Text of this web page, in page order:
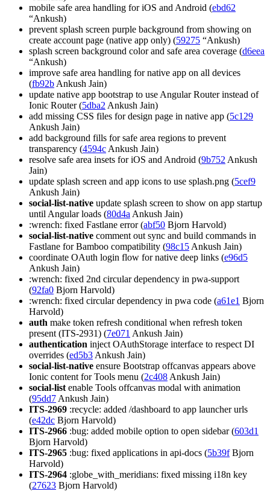
mobile safe area handling for iOS and Android (ebd62
“Ankush)
prevent splash screen purple background from showing on
create account page (native app only) (59275 “Ankush)
splash screen background color and safe area coverage (d6eea
“Ankush)
improve safe area handling for native app on all devices
(fb92b Ankush Jain)
update native app bootstrap to use Angular Router instead of
Ionic Router (5dba2 Ankush Jain)
add missing CSS files for design page in native app (5c129
Ankush Jain)
add background fills for safe area regions to prevent
transparency (4594c Ankush Jain)
resolve safe area insets for iOS and Android (9b752 Ankush
Jain)
update splash screen and app icons to use splash.png (5cef9
Ankush Jain)
social-list-native update splash screen to show on app startup
until Angular loads (80d4a Ankush Jain)
:wrench: fixed Fastlane error (abf50 Bjorn Harvold)
social-list-native comment out sync and build commands in
Fastlane for Bamboo compatibility (98c15 Ankush Jain)
coordinate OAuth login flow for native deep links (e96d5
Ankush Jain)
:wrench: fixed 2nd circular dependency in pwa-support
(92fa0 Bjorn Harvold)
:wrench: fixed circular dependency in pwa code (a61e1 Bjorn
Harvold)
auth make token refresh conditional when refresh token
present (ITS-2931) (7e071 Ankush Jain)
authentication inject OAuthStorage interface to respect DI
overrides (ed5b3 Ankush Jain)
social-list-native ensure Bootstrap offcanvas appears above
Ionic content for Tools menu (2c408 Ankush Jain)
social-list enable Tools offcanvas modal with animation
(95dd7 Ankush Jain)
ITS-2969 :recycle: added /dashboard to app launcher urls
(e42dc Bjorn Harvold)
ITS-2966 :bug: added mobile option to open sidebar (603d1
Bjorn Harvold)
ITS-2965 :bug: fixed applications in api-docs (5b39fBjorn
Harvold)
ITS-2964 :globe_with_meridians: fixed missing i18n key
(27623 Bjorn Harvold)